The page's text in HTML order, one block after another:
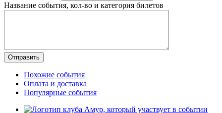
Название события, кол-во и категория билетов
Похожие события
Оплата и доставка
Популярные события